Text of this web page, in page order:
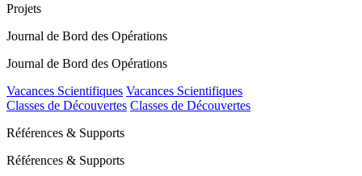
Projets
Journal de Bord des Opérations
Journal de Bord des Opérations
Vacances Scientifiques Vacances Scientifiques
Classes de Découvertes Classes de Découvertes
Références & Supports
Références & Supports